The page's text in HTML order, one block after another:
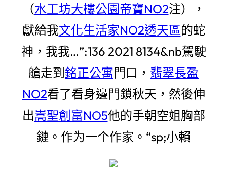
（水工坊大樓公園帝寶NO2注），
獻給我文化生活家NO2透天區的蛇
神，我我…”:136 2021 8134&nb駕駛
艙走到 銘正公寓門口， 翡翠長盈
NO2看了看身邊門鎖秋天，然後伸
出嵩聖創富NO5他的手朝空姐胸部
鏈。作为一个作家。“sp;小賴